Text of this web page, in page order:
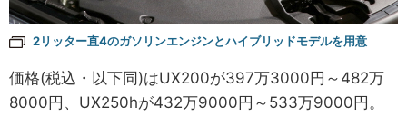
2リッター直4のガソリンエンジンとハイブリッドモデルを用意
価格(税込・以下同)はUX200が397万3000円～482万
8000円、UX250hが432万9000円～533万9000円。